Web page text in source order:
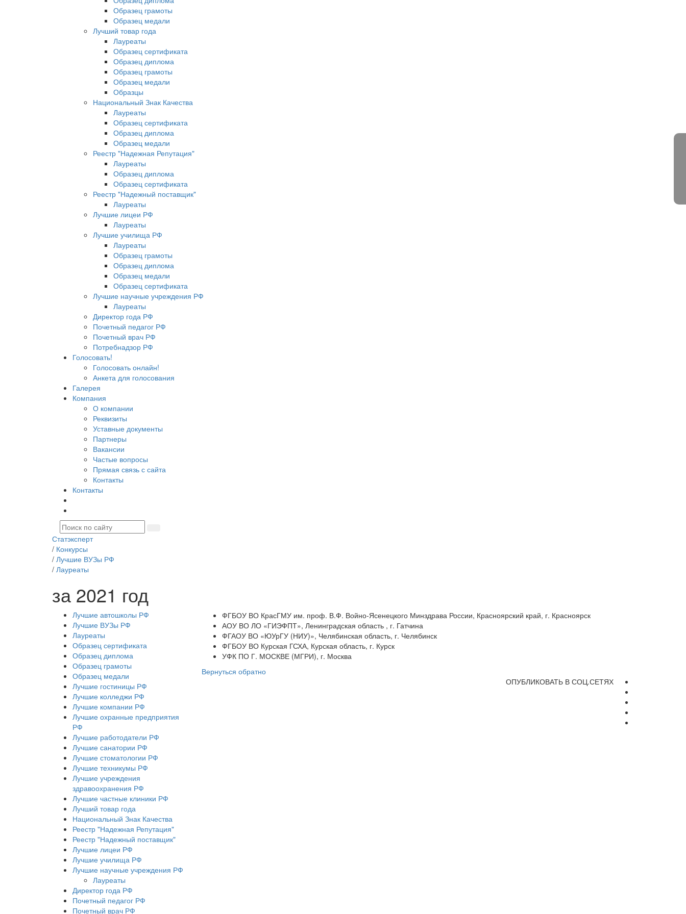
Образец грамоты
Образец медали
Лучший товар года
Лауреаты
Образец сертификата
Образец диплома
Образец грамоты
Образец медали
Образцы
Национальный Знак Качества
Лауреаты
Образец сертификата
Образец диплома
Образец медали
Реестр "Надежная Репутация"
Лауреаты
Образец диплома
Образец сертификата
Реестр "Надежный поставщик"
Лауреаты
Лучшие лицеи РФ
Лауреаты
Лучшие училища РФ
Лауреаты
Образец грамоты
Образец диплома
Образец медали
Образец сертификата
Лучшие научные учреждения РФ
Лауреаты
Директор года РФ
Почетный педагог РФ
Почетный врач РФ
Потребнадзор РФ
Голосовать!
Голосовать онлайн!
Анкета для голосования
Галерея
Компания
О компании
Реквизиты
Уставные документы
Партнеры
Вакансии
Частые вопросы
Прямая связь с сайта
Контакты
Контакты
Статэксперт
/ Конкурсы
/ Лучшие ВУЗы РФ
/ Лауреаты
за 2021 год
Лучшие автошколы РФ
Лучшие ВУЗы РФ
Лауреаты
Образец сертификата
Образец диплома
Образец грамоты
Образец медали
Лучшие гостиницы РФ
Лучшие колледжи РФ
Лучшие компании РФ
Лучшие охранные предприятия
РФ
Лучшие работодатели РФ
Лучшие санатории РФ
Лучшие стоматологии РФ
Лучшие техникумы РФ
Лучшие учреждения
здравоохранения РФ
Лучшие частные клиники РФ
Лучший товар года
Национальный Знак Качества
Реестр "Надежная Репутация"
Реестр "Надежный поставщик"
Лучшие лицеи РФ
Лучшие училища РФ
Лучшие научные учреждения РФ
Лауреаты
Директор года РФ
Почетный педагог РФ
Почетный врач РФ
ФГБОУ ВО КрасГМУ им. проф. В.Ф. Войно-Ясенецкого Минздрава России, Красноярский край, г. Красноярск
АОУ ВО ЛО «ГИЭФПТ», Ленинградская область , г. Гатчина
ФГАОУ ВО «ЮУрГУ (НИУ)», Челябинская область, г. Челябинск
ФГБОУ ВО Курская ГСХА, Курская область, г. Курск
УФК ПО Г. МОСКВЕ (МГРИ), г. Москва
Вернуться обратно
ОПУБЛИКОВАТЬ В СОЦ.СЕТЯХ